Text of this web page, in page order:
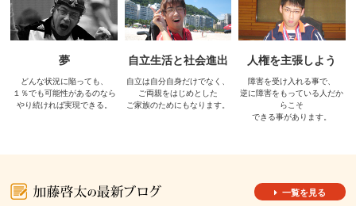
夢
どんな状況に陥っても、
１％でも可能性があるのなら
やり続ければ実現できる。
自立生活と社会進出
自立は自分自身だけでなく、
ご両親をはじめとした
ご家族のためにもなります。
人権を主張しよう
障害を受け入れる事で、
逆に障害をもっている人だか
らこそ
できる事があります。
一覧を見る